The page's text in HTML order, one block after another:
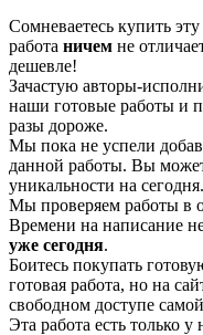
Сомневаетесь купить
работа ничем не
дешевле!
Зачастую авторы-
наши готовые работы и
разы дороже.
Мы пока не успели
данной работы. Вы
уникальности на сегодня.
Мы проверяем работы в
Времени на написание
уже сегодня.
Боитесь покупать
готовая работа, но на
свободном доступе
Эта работа есть только